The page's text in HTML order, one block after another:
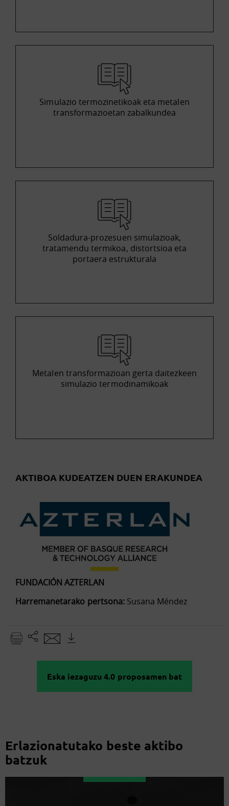
Simulazio termozinetikoak eta metalen
transformazioetan zabalkundea
Soldadura-prozesuen simulazioak,
tratamendu termikoa, distortsioa eta
portaera estrukturala
Metalen transformazioan gerta daitezkeen
simulazio termodinamikoak
AKTIBOA KUDEATZEN DUEN ERAKUNDEA
FUNDACIÓN AZTERLAN
Harremanetarako pertsona:Susana Méndez
Eska iezaguzu 4.0 proposamen bat
Erlazionatutako beste aktibo
batzuk